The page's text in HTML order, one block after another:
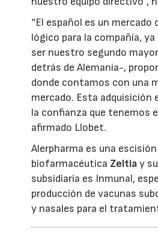
“El español es un
lógico para la compañía, ya
ser nuestro segundo
detrás de Alemania-,
donde contamos con una
mercado. Esta adquisición
la confianza que tenemos
afirmado Llobet.
Alerpharma es una escisión
biofarmacéuticaZeltiay
subsidiaria es Inmunal,
producción de vacunas
y nasales para el